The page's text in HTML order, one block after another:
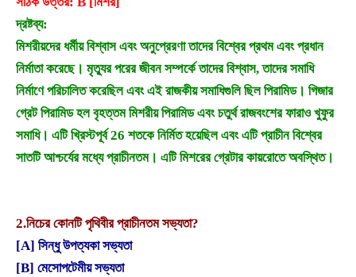
দ্রষ্টব্য:
মিশরীয়দের ধর্মীয় বিশ্বাস এবং অনুপ্রেরণা তাদের বিশ্বের প্রথম এবং প্রধান
নির্মাতা করেছে। মৃত্যুর পরের জীবন সম্পর্কে তাদের বিশ্বাস, তাদের সমাধি
নির্মাণে পরিচালিত করেছিল এবং এই রাজকীয় সমাধিগুলি ছিল পিরামিড। গিজার
গ্রেট পিরামিড হল বৃহত্তম মিশরীয় পিরামিড এবং চতুর্থ রাজবংশের ফারাও খুফুর
সমাধি। এটি খ্রিস্টপূর্ব 26 শতকে নির্মিত হয়েছিল এবং এটি প্রাচীন বিশ্বের
সাতটি আশ্চর্যের মধ্যে প্রাচীনতম। এটি মিশরের গ্রেটার কায়রোতে অবস্থিত।
2.নিচের কোনটি পৃথিবীর প্রাচীনতম সভ্যতা?
[A] সিন্ধু উপত্যকা সভ্যতা
[B] মেসোপটেমীয় সভ্যতা